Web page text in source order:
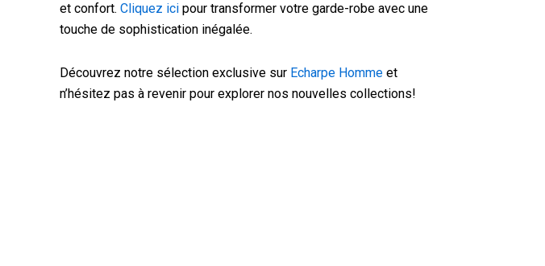
et confort. Cliquez ici pour transformer votre garde-robe avec une
touche de sophistication inégalée.
Découvrez notre sélection exclusive sur Echarpe Homme et
n’hésitez pas à revenir pour explorer nos nouvelles collections!